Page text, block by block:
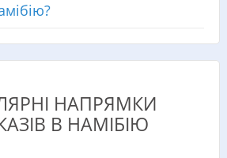
НАПРЯМКИ
В НАМІБІЮ